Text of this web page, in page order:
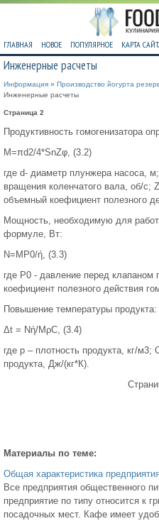
ГЛАВНАЯ НОВОЕ ПОПУЛЯРНОЕ КАРТА
Инженерные расчеты
Информация » Производство йогурта
Инженерные расчеты
Страница 2
Продуктивность гомогенизатора
М=πd2/4*SnZφ, (3.2)
где d- диаметр плунжера насоса,
вращения коленчатого вала, об/с;
объемный коефициент полезного
Мощность, необходимую для
формуле, Вт:
N=МР0/ή, (3.3)
где Р0 - давление перед клапаном
коефициент полезного действия
Повышение температуры продукта:
Δt = Nή/MρC, (3.4)
где р – плотность продукта, кг/
продукта, Дж/(кг*К).
Материалы по теме:
Общая характеристика
Все предприятия общественного
предприятие по типу относится к
посадочных мест. Кафе имеет